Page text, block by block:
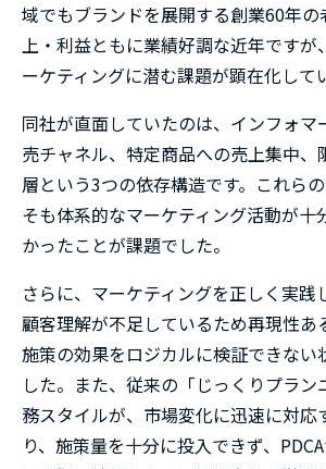
域でもブランドを展開する創業60年の
上・利益ともに業績好調な近年ですが
ーケティングに潜む課題が顕在化して
同社が直面していたのは、インフォマ
売チャネル、特定商品への売上集中、
層という3つの依存構造です。これら
そも体系的なマーケティング活動が十
かったことが課題でした。
さらに、マーケティングを正しく実践
顧客理解が不足しているため再現性あ
施策の効果をロジカルに検証できない
した。また、従来の「じっくりプラン
務スタイルが、市場変化に迅速に対応
り、施策量を十分に投入できず、